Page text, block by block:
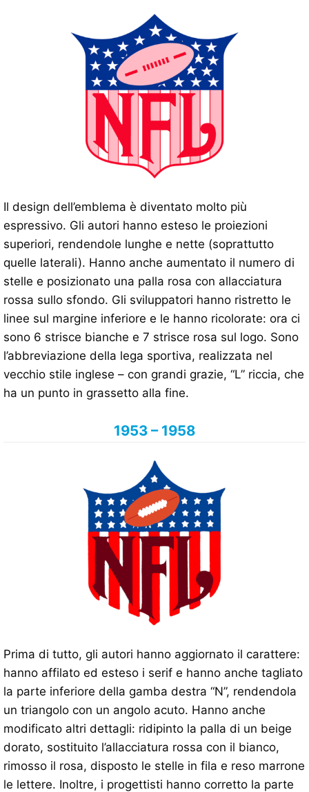
Il design dell’emblema è diventato molto più
espressivo. Gli autori hanno esteso le proiezioni
superiori, rendendole lunghe e nette (soprattutto
quelle laterali). Hanno anche aumentato il numero di
stelle e posizionato una palla rosa con allacciatura
rossa sullo sfondo. Gli sviluppatori hanno ristretto le
linee sul margine inferiore e le hanno ricolorate: ora ci
sono 6 strisce bianche e 7 strisce rosa sul logo. Sono
l’abbreviazione della lega sportiva, realizzata nel
vecchio stile inglese – con grandi grazie, “L” riccia, che
ha un punto in grassetto alla fine.
1953 – 1958
Prima di tutto, gli autori hanno aggiornato il carattere:
hanno affilato ed esteso i serif e hanno anche tagliato
la parte inferiore della gamba destra “N”, rendendola
un triangolo con un angolo acuto. Hanno anche
modificato altri dettagli: ridipinto la palla di un beige
dorato, sostituito l’allacciatura rossa con il bianco,
rimosso il rosa, disposto le stelle in fila e reso marrone
le lettere. Inoltre, i progettisti hanno corretto la parte